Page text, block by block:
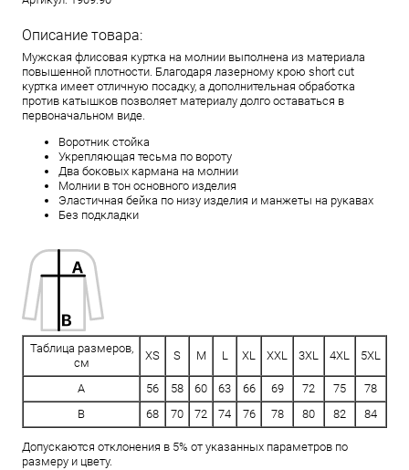
Описание товара:
Мужская флисовая куртка на молнии выполнена из материала
повышенной плотности. Благодаря лазерному крою short cut
куртка имеет отличную посадку, а дополнительная обработка
против катышков позволяет материалу долго оставаться в
первоначальном виде.
Воротник стойка
Укрепляющая тесьма по вороту
Два боковых кармана на молнии
Молнии в тон основного изделия
Эластичная бейка по низу изделия и манжеты на рукавах
Без подкладки
Таблица размеров,
см
XS S M L XL XXL 3XL 4XL 5XL
A 56 58 60 63 66 69 72 75
78
B
68 70 72 74 76 78 80 82 84
Допускаются отклонения в 5% от указанных параметров по
размеру и цвету.